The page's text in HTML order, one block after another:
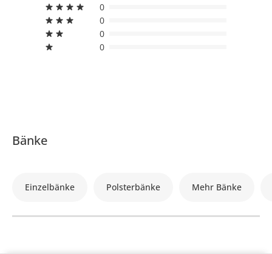
0
0
0
0
Bänke
Einzelbänke Polsterbänke Mehr Bänke